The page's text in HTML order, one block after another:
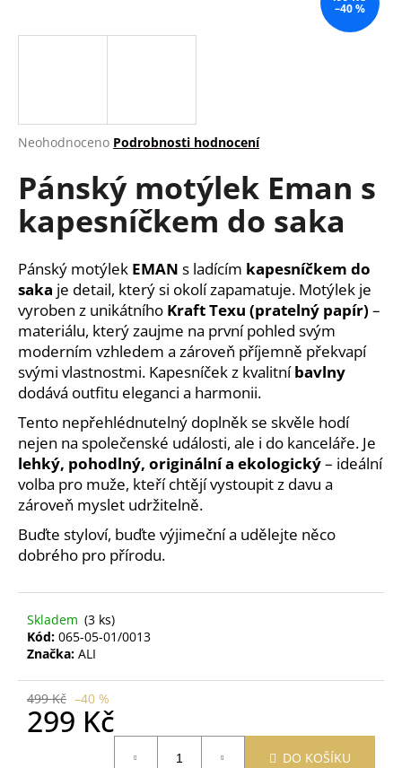
Průměrné
produktu
je
0,0
hvězdiček.
Neohodnoceno Podrobnosti hodnocení
Pánský motýlek Eman s
kapesníčkem do saka
Pánský motýlek EMAN s ladícím kapesníčkem do
saka je detail, který si okolí zapamatuje. Motýlek je
vyroben z unikátního Kraft Texu (pratelný papír) –
materiálu, který zaujme na první pohled svým
moderním vzhledem a zároveň příjemně překvapí
svými vlastnostmi. Kapesníček z kvalitníbavlny
dodává outfitu eleganci a harmonii.
Tento nepřehlédnutelný doplněk se skvěle hodí
nejen na společenské události, ale i do kanceláře. Je
lehký, pohodlný, originální a ekologický– ideální
volba pro muže, kteří chtějí vystoupit z davu a
zároveň myslet udržitelně.
Buďte styloví, buďte výjimeční a udělejte něco
dobrého pro přírodu.
Skladem (3 ks)
Kód: 065-05-01/0013
Značka: ALI
499 Kč –40 %
299 Kč
DO KOŠÍKU
–40 %
j
?
HLEDAT
D
o
p
o
r
u
č
u
j
e
m
e
OBAL
OČKOVACÍ
PRŮKAZ
ŽIRAFA
ŽLUTÁ
395
Kč